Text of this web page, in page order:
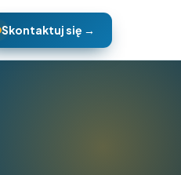
Skontaktuj się →